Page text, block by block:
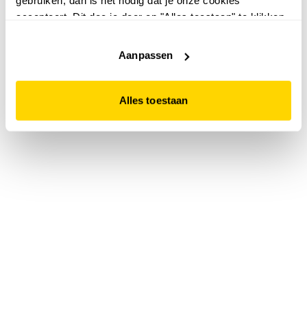
accepteert. Dit doe je door op "Alles toestaan" te klikken.
website niet optimaal functioneert.
Aanpassen
Alles toestaan